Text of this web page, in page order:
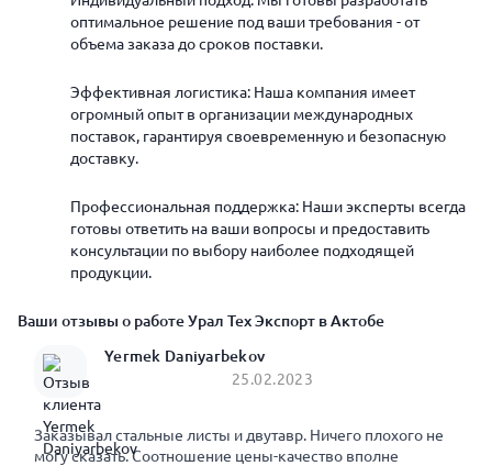
оптимальное решение под ваши требования - от
объема заказа до сроков поставки.
Эффективная логистика: Наша компания имеет
огромный опыт в организации международных
поставок, гарантируя своевременную и безопасную
доставку.
Профессиональная поддержка: Наши эксперты всегда
готовы ответить на ваши вопросы и предоставить
консультации по выбору наиболее подходящей
продукции.
Ваши отзывы о работе Урал Тех Экспорт в Актобе
Yermek Daniyarbekov
25.02.2023
Заказывал стальные листы и двутавр. Ничего плохого не
могу сказать. Соотношение цены-качество вполне